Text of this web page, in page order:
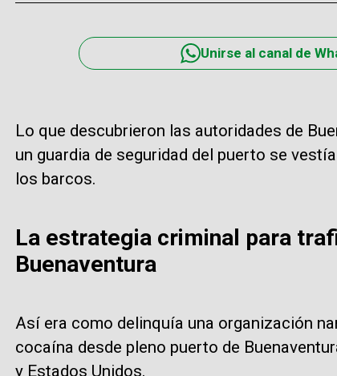
Unirse al canal de
Lo que descubrieron las autoridades de
un guardia de seguridad del puerto se
los barcos.
La estrategia criminal para
Buenaventura
Así era como delinquía una organización
cocaína desde pleno puerto de
y Estados Unidos.